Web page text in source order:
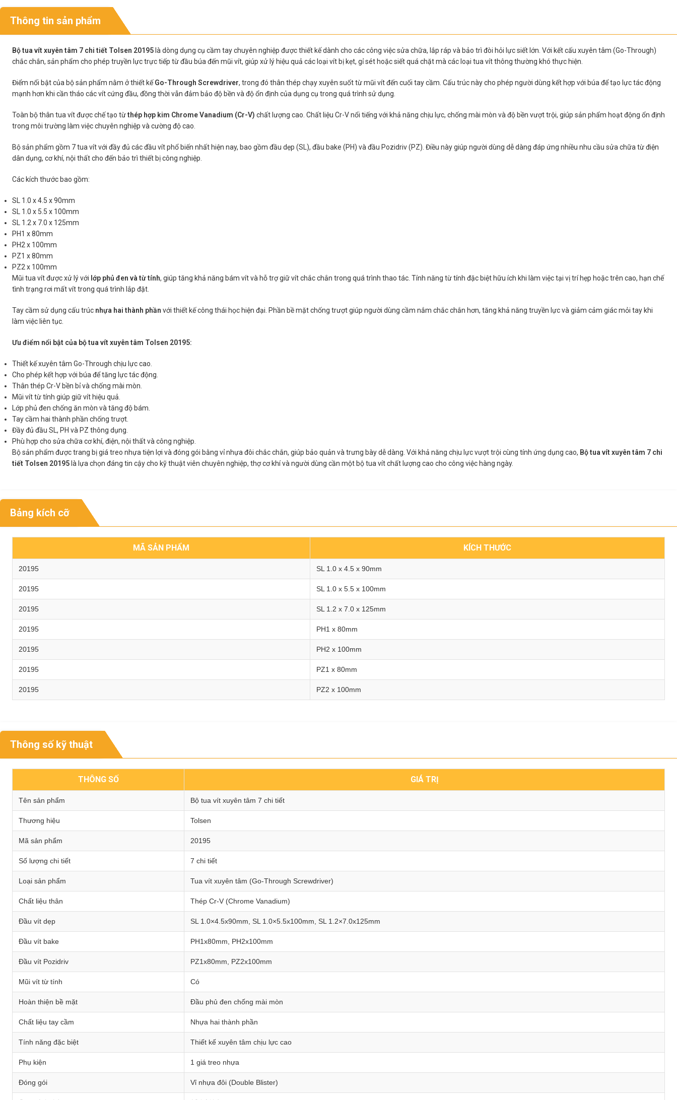
Thông tin sản phẩm
Bộ tua vít xuyên tâm 7 chi tiết Tolsen 20195 là dòng dụng cụ cầm tay chuyên nghiệp được thiết kế dành cho các công việc sửa chữa, lắp ráp và bảo trì đòi hỏi lực siết lớn. Với kết cấu xuyên tâm (Go-Through)
chắc chắn, sản phẩm cho phép truyền lực trực tiếp từ đầu búa đến mũi vít, giúp xử lý hiệu quả các loại vít bị kẹt, gỉ sét hoặc siết quá chặt mà các loại tua vít thông thường khó thực hiện.
Điểm nổi bật của bộ sản phẩm nằm ở thiết kếGo-Through Screwdriver, trong đó thân thép chạy xuyên suốt từ mũi vít đến cuối tay cầm. Cấu trúc này cho phép người dùng kết hợp với búa để tạo lực tác động
mạnh hơn khi cần tháo các vít cứng đầu, đồng thời vẫn đảm bảo độ bền và độ ổn định của dụng cụ trong quá trình sử dụng.
Toàn bộ thân tua vít được chế tạo từthép hợp kim Chrome Vanadium (Cr-V) chất lượng cao. Chất liệu Cr-V nổi tiếng với khả năng chịu lực, chống mài mòn và độ bền vượt trội, giúp sản phẩm hoạt động ổn định
trong môi trường làm việc chuyên nghiệp và cường độ cao.
Bộ sản phẩm gồm 7 tua vít với đầy đủ các đầu vít phổ biến nhất hiện nay, bao gồm đầu dẹp (SL), đầu bake (PH) và đầu Pozidriv (PZ). Điều này giúp người dùng dễ dàng đáp ứng nhiều nhu cầu sửa chữa từ điện
dân dụng, cơ khí, nội thất cho đến bảo trì thiết bị công nghiệp.
Các kích thước bao gồm:
SL 1.0 x 4.5 x 90mm
SL 1.0 x 5.5 x 100mm
SL 1.2 x 7.0 x 125mm
PH1 x 80mm
PH2 x 100mm
PZ1 x 80mm
PZ2 x 100mm
Mũi tua vít được xử lý với lớp phủ đen và từ tính, giúp tăng khả năng bám vít và hỗ trợ giữ vít chắc chắn trong quá trình thao tác. Tính năng từ tính đặc biệt hữu ích khi làm việc tại vị trí hẹp hoặc trên cao, hạn chế
tình trạng rơi mất vít trong quá trình lắp đặt.
Tay cầm sử dụng cấu trúc nhựa hai thành phần với thiết kế công thái học hiện đại. Phần bề mặt chống trượt giúp người dùng cầm nắm chắc chắn hơn, tăng khả năng truyền lực và giảm cảm giác mỏi tay khi
làm việc liên tục.
Ưu điểm nổi bật của bộ tua vít xuyên tâm Tolsen 20195:
Thiết kế xuyên tâm Go-Through chịu lực cao.
Cho phép kết hợp với búa để tăng lực tác động.
Thân thép Cr-V bền bỉ và chống mài mòn.
Mũi vít từ tính giúp giữ vít hiệu quả.
Lớp phủ đen chống ăn mòn và tăng độ bám.
Tay cầm hai thành phần chống trượt.
Đầy đủ đầu SL, PH và PZ thông dụng.
Phù hợp cho sửa chữa cơ khí, điện, nội thất và công nghiệp.
Bộ sản phẩm được trang bị giá treo nhựa tiện lợi và đóng gói bằng vỉ nhựa đôi chắc chắn, giúp bảo quản và trưng bày dễ dàng. Với khả năng chịu lực vượt trội cùng tính ứng dụng cao, Bộ tua vít xuyên tâm 7 chi
tiết Tolsen 20195 là lựa chọn đáng tin cậy cho kỹ thuật viên chuyên nghiệp, thợ cơ khí và người dùng cần một bộ tua vít chất lượng cao cho công việc hàng ngày.
Bảng kích cỡ
MÃ SẢN PHẨM KÍCH THƯỚC
20195 SL 1.0 x 4.5 x 90mm
20195 SL 1.0 x 5.5 x 100mm
20195 SL 1.2 x 7.0 x 125mm
20195 PH1 x 80mm
20195 PH2 x 100mm
20195 PZ1 x 80mm
20195 PZ2 x 100mm
Thông số kỹ thuật
THÔNG SỐ GIÁ TRỊ
Tên sản phẩm Bộ tua vít xuyên tâm 7 chi tiết
Thương hiệu Tolsen
Mã sản phẩm 20195
Số lượng chi tiết 7 chi tiết
Loại sản phẩm Tua vít xuyên tâm (Go-Through Screwdriver)
Chất liệu thân Thép Cr-V (Chrome Vanadium)
Đầu vít dẹp SL 1.0×4.5x90mm, SL 1.0×5.5x100mm, SL 1.2×7.0x125mm
Đầu vít bake PH1x80mm, PH2x100mm
Đầu vít Pozidriv PZ1x80mm, PZ2x100mm
Mũi vít từ tính Có
Hoàn thiện bề mặt Đầu phủ đen chống mài mòn
Chất liệu tay cầm Nhựa hai thành phần
Tính năng đặc biệt Thiết kế xuyên tâm chịu lực cao
Phụ kiện 1 giá treo nhựa
Đóng gói Vỉ nhựa đôi (Double Blister)